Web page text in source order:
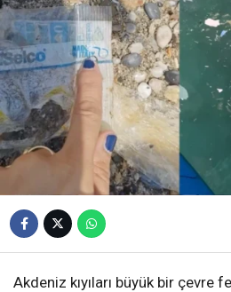
Akdeniz kıyıları büyük bir çevre